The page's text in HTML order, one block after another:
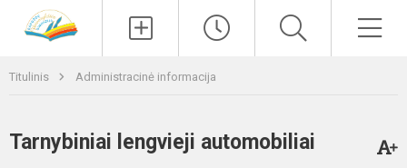
Titulinis Administracinė informacija
Tarnybiniai lengvieji automobiliai